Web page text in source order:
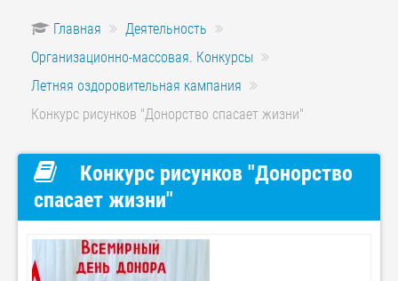
Главная
Деятельность
Организационно-массовая. Конкурсы
Летняя оздоровительная кампания
Конкурс рисунков "Донорство спасает жизни"
Конкурс рисунков "Донорство
спасает жизни"